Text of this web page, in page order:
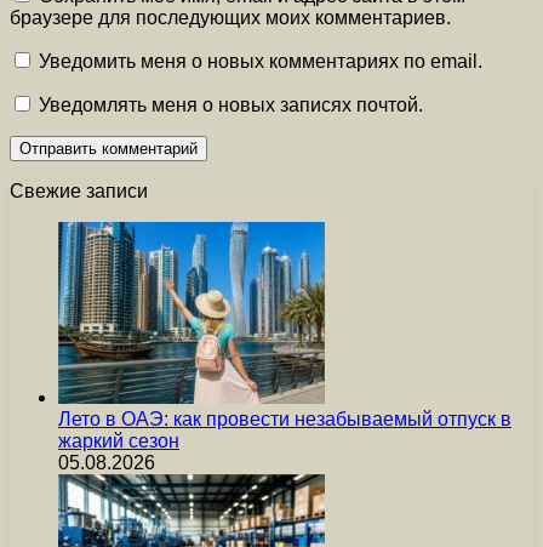
браузере для последующих моих комментариев.
Уведомить меня о новых комментариях по email.
Уведомлять меня о новых записях почтой.
Свежие записи
Лето в ОАЭ: как провести незабываемый отпуск в
жаркий сезон
05.08.2026